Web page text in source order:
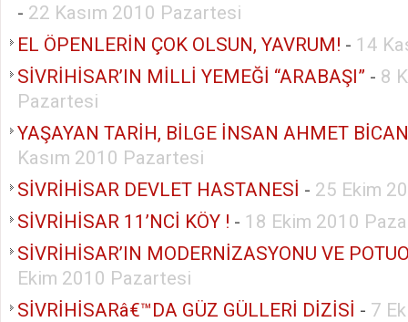
- 22 Kasım 2010 Pazartesi
EL ÖPENLERİN ÇOK OLSUN, YAVRUM! - 14
SİVRİHİSAR’IN MİLLİ YEMEĞİ “ARABAŞI” - 8
Pazartesi
YAŞAYAN TARİH, BİLGE İNSAN AHMET
Kasım 2010 Pazartesi
SİVRİHİSAR DEVLET HASTANESİ - 25 Ekim
SİVRİHİSAR 11’NCİ KÖY ! - 18 Ekim 2010
SİVRİHİSAR’IN MODERNİZASYONU VE
Ekim 2010 Pazartesi
SİVRİHİSARâ€™DA GÜZ GÜLLERİ DİZİSİ - 7